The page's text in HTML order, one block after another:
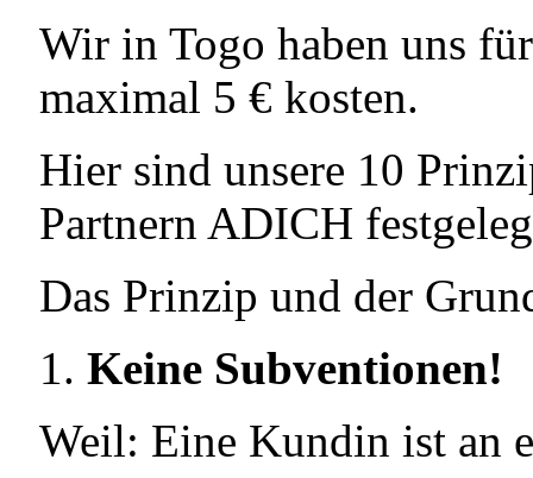
Wir in Togo haben uns
maximal 5 € kosten.
Hier sind unsere 10
Partnern ADICH
Das Prinzip und der
Keine Subventionen!
Weil: Eine Kundin ist an